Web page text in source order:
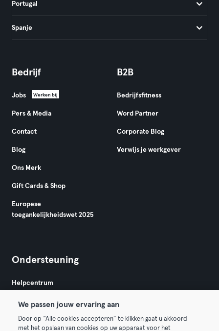
Portugal
Spanje
Bedrijf
Jobs Werken bij
Pers & Media
Contact
Blog
Ons Merk
Gift Cards & Shop
Europese
toegankelijkheidswet 2025
B2B
Bedrijfsfitness
Word Partner
Corporate Blog
Verwijs je werkgever
Ondersteuning
Helpcentrum
We passen jouw ervaring aan
Door op “Alle cookies accepteren” te klikken gaat u akkoord
met het opslaan van cookies op uw apparaat voor het